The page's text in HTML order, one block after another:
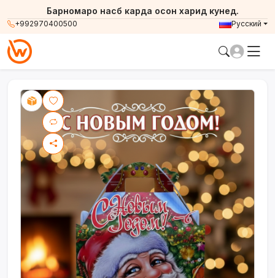
+992970400500
Барномаро насб карда осон харид кунед.
Русский